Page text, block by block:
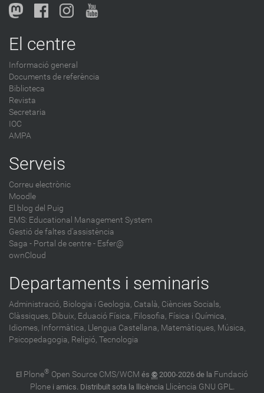
El centre
Informació general
Documents de referència
Biblioteca
Revista
Secretaria
IOC
AMPA
Serveis
Correu electrònic
Moodle
El blog del Puig
EMS: Educational Management System
Gestió de faltes d'assistència
Saga - Portal de centre - Esfer@
ownCloud
Departaments i seminaris
Administració, Biologia i Geologia, Català, Ciències Socials,
Clàssiques, Dibuix, Eduació Física, Filosofia, Física i Química,
Idiomes, Informàtica, Llengua Castellana, Matemàtiques, Música,
Psicopedagogia, Religió, Tecnologia
El Plone® Open Source CMS/WCM és © 2000-2026 de la Fundació
Plonei amics. Distribuït sota la llicència Llicència GNU GPL.